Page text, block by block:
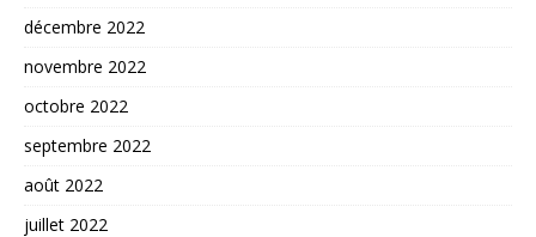
décembre 2022
novembre 2022
octobre 2022
septembre 2022
août 2022
juillet 2022